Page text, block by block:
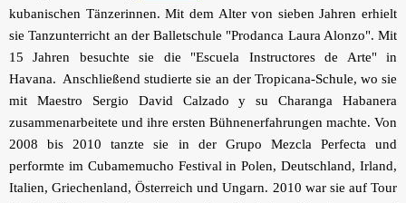
kubanischen Tänzerinnen. Mit dem Alter von sieben Jahren erhielt
sie Tanzunterricht an der Balletschule "Prodanca Laura Alonzo". Mit
15 Jahren besuchte sie die "Escuela Instructores de Arte" in
Havana. Anschließend studierte sie an der Tropicana-Schule, wo sie
mit Maestro Sergio David Calzado y su Charanga Habanera
zusammenarbeitete und ihre ersten Bühnenerfahrungen machte. Von
2008 bis 2010 tanzte sie in der Grupo Mezcla Perfecta und
performte im Cubamemucho Festival in Polen, Deutschland, Irland,
Italien, Griechenland, Österreich und Ungarn. 2010 war sie auf Tour